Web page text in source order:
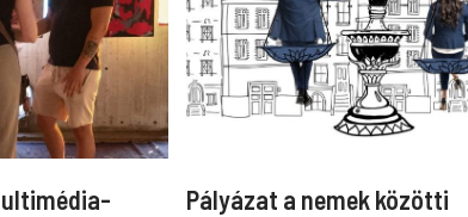
Pályázat a nemek közötti